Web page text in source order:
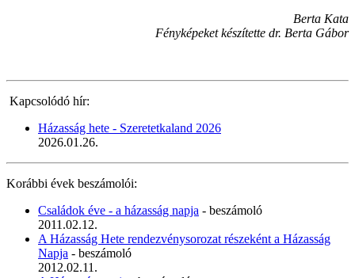
Berta Kata
Fényképeket készítette dr. Berta Gábor
Kapcsolódó hír:
Házasság hete - Szeretetkaland 2026
2026.01.26.
Korábbi évek beszámolói:
Családok éve - a házasság napja - beszámoló
2011.02.12.
A Házasság Hete rendezvénysorozat részeként a Házasság
Napja - beszámoló
2012.02.11.